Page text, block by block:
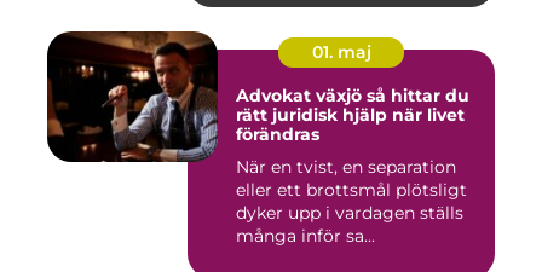
01. maj
Advokat växjö så hittar du
rätt juridisk hjälp när livet
förändras
När en tvist, en separation
eller ett brottsmål plötsligt
dyker upp i vardagen ställs
många inför sa...